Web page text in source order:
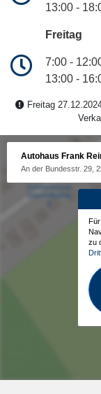
13:00 -
Freitag
7:00 -
13:00 -
Freitag
Autohaus Frank
An der Bundesstr. 29,
zu